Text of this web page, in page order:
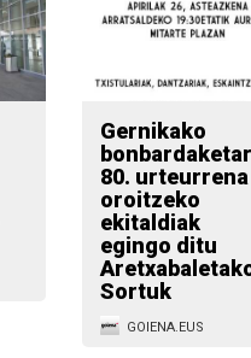
Gernikako
80. urteurrena
oroitzeko
ekitaldiak
egingo ditu
Sortuk
GOIENA.EUS